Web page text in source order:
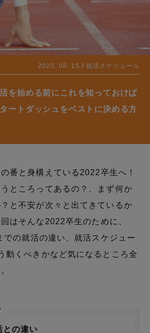
2020. 08. 15 就活スケジュール
を始める前にこれを知っておけば
ートダッシュをベストに決める方
番と身構えている2022卒生へ！
ところってあるの？、まず何か
と不安が次々と出てきているか
はそんな2022卒生のために、
での就活の違い、就活スケジュー
動くべきかなど気になるところ全
との違い